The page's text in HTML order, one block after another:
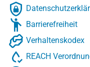
Barrierefreiheit
Verhaltenskodex
REACH